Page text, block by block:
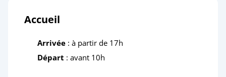
Accueil
Arrivée : à partir de 17h
Départ : avant 10h